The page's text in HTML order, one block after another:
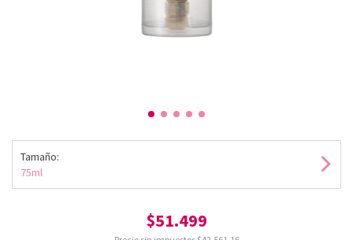
Tamaño:
75ml
$51.499